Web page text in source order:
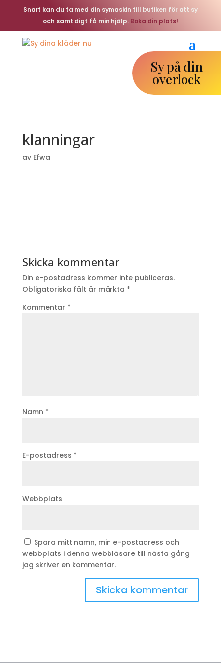
Snart kan du ta med din symaskin till butiken för att sy
och samtidigt få min hjälp. Boka din plats!
Sy på din
overlock
klanningar
av Efwa
Skicka kommentar
Din e-postadress kommer inte publiceras.
Obligatoriska fält är märkta *
Kommentar *
Namn *
E-postadress *
Webbplats
Spara mitt namn, min e-postadress och
webbplats i denna webbläsare till nästa gång
jag skriver en kommentar.